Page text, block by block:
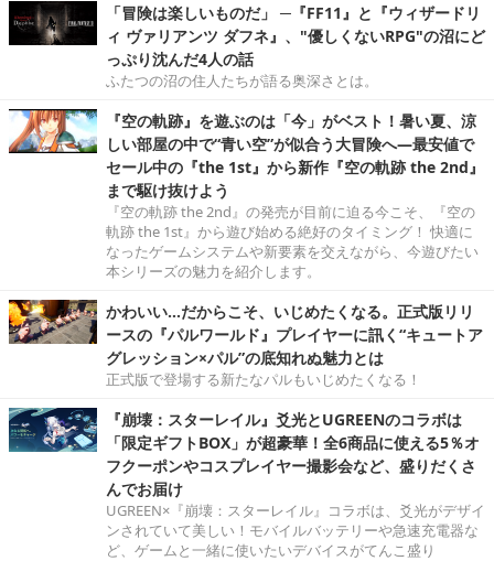
「冒険は楽しいものだ」 ─『FF11』と『ウィザードリ
ィ ヴァリアンツ ダフネ』、"優しくないRPG"の沼にど
っぷり沈んだ4人の話
ふたつの沼の住人たちが語る奥深さとは。
『空の軌跡』を遊ぶのは「今」がベスト！暑い夏、涼
しい部屋の中で“青い空”が似合う大冒険へ―最安値で
セール中の『the 1st』から新作『空の軌跡 the 2nd』
まで駆け抜けよう
『空の軌跡 the 2nd』の発売が目前に迫る今こそ、『空の
軌跡 the 1st』から遊び始める絶好のタイミング！ 快適に
なったゲームシステムや新要素を交えながら、今遊びたい
本シリーズの魅力を紹介します。
かわいい…だからこそ、いじめたくなる。正式版リリ
ースの『パルワールド』プレイヤーに訊く“キュートア
グレッション×パル”の底知れぬ魅力とは
正式版で登場する新たなパルもいじめたくなる！
『崩壊：スターレイル』爻光とUGREENのコラボは
「限定ギフトBOX」が超豪華！全6商品に使える5％オ
フクーポンやコスプレイヤー撮影会など、盛りだくさ
んでお届け
UGREEN×『崩壊：スターレイル』コラボは、爻光がデザイ
ンされていて美しい！モバイルバッテリーや急速充電器な
ど、ゲームと一緒に使いたいデバイスがてんこ盛り